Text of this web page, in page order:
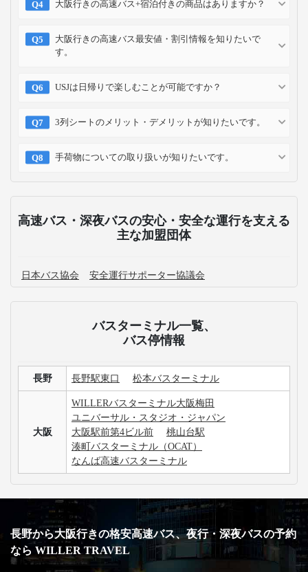
大阪行きの高速バス+宿泊付きの商品はありますか？
大阪行きの高速バス最安値・割引情報を知りたいで
す。
USJは日帰りで楽しむことが可能ですか？
3列シートのメリット・デメリットが知りたいです。
手荷物についての取り扱いが知りたいです。
高速バス・深夜バスの安心・安全な運行を支える
主な加盟団体
日本バス協会 安全運行サポーター協議会
バスターミナル一覧、
バス停情報
長野 長野駅東口 松本バスターミナル
大阪
WILLERバスターミナル大阪梅田
ユニバーサル・スタジオ・ジャパン
大阪駅前第4ビル前
桃山台駅
湊町バスターミナル（OCAT）
なんば高速バスターミナル
長野から大阪行きの格安高速バス、夜行・深夜バスの予約
なら WILLER TRAVEL